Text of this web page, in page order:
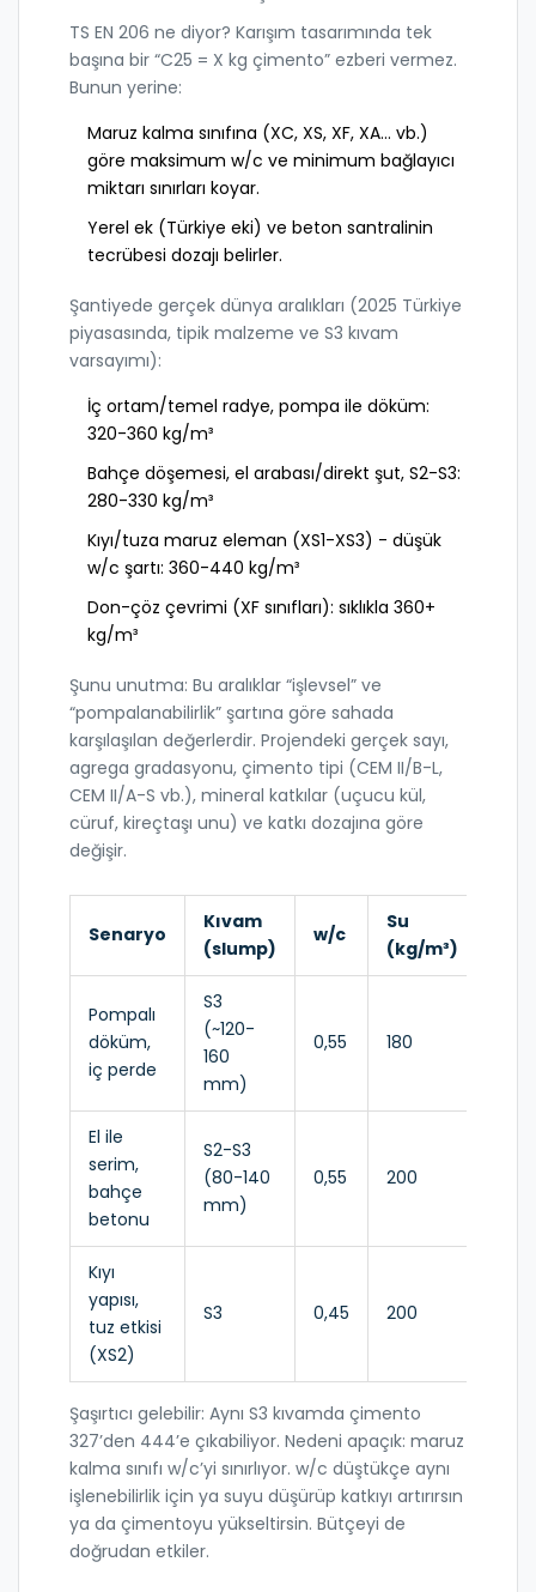
TS EN 206 ne diyor? Karışım tasarımında tek
başına bir “C25 = X kg çimento” ezberi vermez.
Bunun yerine:
Maruz kalma sınıfına (XC, XS, XF, XA… vb.)
göre maksimum w/c ve minimum bağlayıcı
miktarı sınırları koyar.
Yerel ek (Türkiye eki) ve beton santralinin
tecrübesi dozajı belirler.
Şantiyede gerçek dünya aralıkları (2025 Türkiye
piyasasında, tipik malzeme ve S3 kıvam
varsayımı):
İç ortam/temel radye, pompa ile döküm:
320-360 kg/m³
Bahçe döşemesi, el arabası/direkt şut, S2-S3:
280-330 kg/m³
Kıyı/tuza maruz eleman (XS1-XS3) - düşük
w/c şartı: 360-440 kg/m³
Don-çöz çevrimi (XF sınıfları): sıklıkla 360+
kg/m³
Şunu unutma: Bu aralıklar “işlevsel” ve
“pompalanabilirlik” şartına göre sahada
karşılaşılan değerlerdir. Projendeki gerçek sayı,
agrega gradasyonu, çimento tipi (CEM II/B-L,
CEM II/A-S vb.), mineral katkılar (uçucu kül,
cüruf, kireçtaşı unu) ve katkı dozajına göre
değişir.
Senaryo
Kıvam
(slump)
w/c
Su
(kg/m³)
Pompalı
döküm,
iç perde
S3
(~120-
160
mm)
0,55 180
El ile
serim,
bahçe
betonu
S2-S3
(80-140
mm)
0,55 200
Kıyı
yapısı,
tuz etkisi
(XS2)
S3 0,45 200
Şaşırtıcı gelebilir: Aynı S3 kıvamda çimento
327’den 444’e çıkabiliyor. Nedeni apaçık: maruz
kalma sınıfı w/c’yi sınırlıyor. w/c düştükçe aynı
işlenebilirlik için ya suyu düşürüp katkıyı artırırsın
ya da çimentoyu yükseltirsin. Bütçeyi de
doğrudan etkiler.